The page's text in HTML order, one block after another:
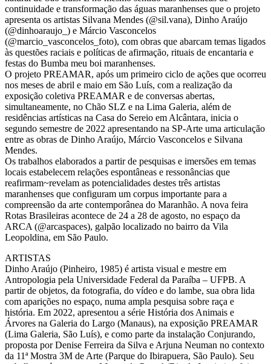
continuidade e transformação das águas maranhenses que o projeto
apresenta os artistas Silvana Mendes (@sil.vana), Dinho Araújo
(@dinhoaraujo_) e Márcio Vasconcelos
(@marcio_vasconcelos_foto), com obras que abarcam temas ligados
às questões raciais e políticas de afirmação, rituais de encantaria e
festas do Bumba meu boi maranhenses.
O projeto PREAMAR, após um primeiro ciclo de ações que ocorreu
nos meses de abril e maio em São Luís, com a realização da
exposição coletiva PREAMAR e de conversas abertas,
simultaneamente, no Chão SLZ e na Lima Galeria, além de
residências artísticas na Casa do Sereio em Alcântara, inicia o
segundo semestre de 2022 apresentando na SP-Arte uma articulação
entre as obras de Dinho Araújo, Márcio Vasconcelos e Silvana
Mendes.
Os trabalhos elaborados a partir de pesquisas e imersões em temas
locais estabelecem relações espontâneas e ressonâncias que
reafirmam~revelam as potencialidades destes três artistas
maranhenses que configuram um corpus importante para a
compreensão da arte contemporânea do Maranhão. A nova feira
Rotas Brasileiras acontece de 24 a 28 de agosto, no espaço da
ARCA (@arcaspaces), galpão localizado no bairro da Vila
Leopoldina, em São Paulo.
ARTISTAS
Dinho Araújo (Pinheiro, 1985) é artista visual e mestre em
Antropologia pela Universidade Federal da Paraíba – UFPB. A
partir de objetos, da fotografia, do vídeo e do lambe, sua obra lida
com aparições no espaço, numa ampla pesquisa sobre raça e
história. Em 2022, apresentou a série História dos Animais e
Árvores na Galeria do Largo (Manaus), na exposição PREAMAR
(Lima Galeria, São Luís), e como parte da instalação Conjurando,
proposta por Denise Ferreira da Silva e Arjuna Neuman no contexto
da 11ª Mostra 3M de Arte (Parque do Ibirapuera, São Paulo). Seu